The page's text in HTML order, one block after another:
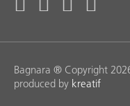
Bagnara ® Copyright
produced by kreatif